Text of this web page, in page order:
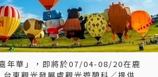
年華」，即將於07/04-08/20在鹿
東觀光發展處觀光遊憩科／提供